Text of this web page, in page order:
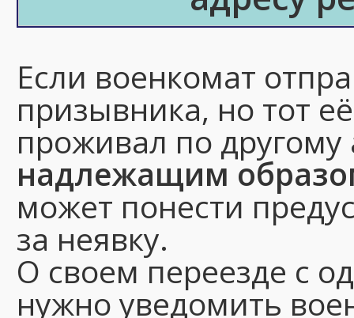
Если военкомат
призывника, но тот
проживал по другому
надлежащим
может понести
за неявку.
О своем переезде с
нужно уведомить